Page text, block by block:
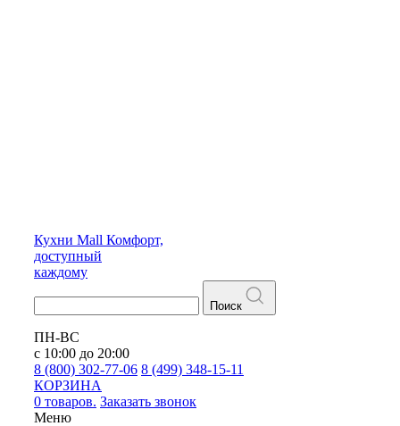
Кухни Mall Комфорт,
доступный
каждому
Поиск
ПН-ВС
с 10:00 до 20:00
8 (800) 302-77-06 8 (499) 348-15-11
КОРЗИНА
0 товаров. Заказать звонок
Меню